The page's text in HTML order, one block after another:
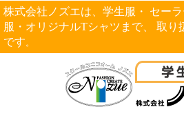
株式会社ノズエは、学生服・ セー
服・オリジナルTシャツまで、 取り
です。